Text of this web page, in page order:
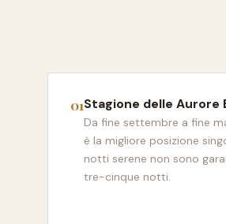
Stagione delle Aurore
Da fine settembre a fine
è la migliore posizione
notti serene non sono
tre-cinque notti.